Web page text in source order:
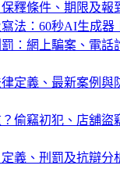
釋條件、期限及報
法：60秒AI生成器
：網上騙案、電話
定義、最新案例與
偷竊初犯、店舖盜
義、刑罰及抗辯分